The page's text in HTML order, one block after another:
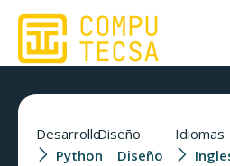
Desarrollo
Python
Diseño
Diseño
Idiomas